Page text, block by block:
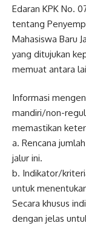
Edaran KPK No.
tentang
Mahasiswa Baru
yang ditujukan
memuat antara
Informasi
mandiri/non-
memastikan
a. Rencana
jalur ini.
b. Indikator/
untuk
Secara khusus
dengan jelas